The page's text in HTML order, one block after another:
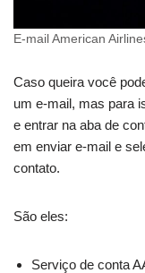
E-mail American
Caso queira você
um e-mail, mas para
e entrar na aba de
em enviar e-mail e
contato.
São eles:
Serviço de conta